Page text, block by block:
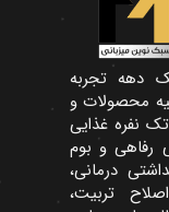
دهه تجربه
محصولات و
نفره غذایی
رفاهی و بوم
درمانی،
تربیت،